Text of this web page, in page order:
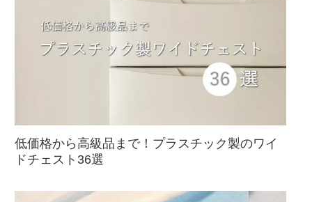
低価格から高級品まで！プラスチック製のワイ
ドチェスト36選